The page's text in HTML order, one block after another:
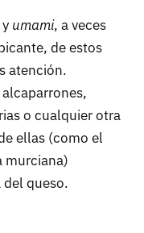
umami, a veces
de estos
atención.
o cualquier otra
ellas (como el
murciana)
queso.